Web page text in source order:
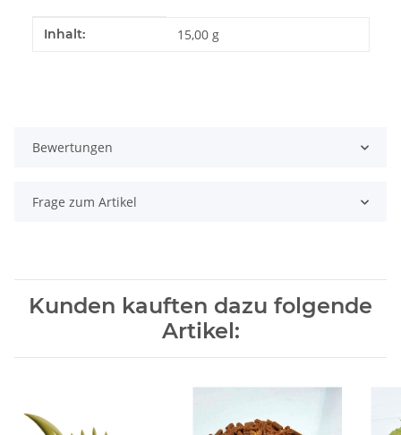
Produkteigenschaft
Wert
Inhalt: 15,00 g
Bewertungen
Frage zum Artikel
Kunden kauften dazu folgende
Artikel: